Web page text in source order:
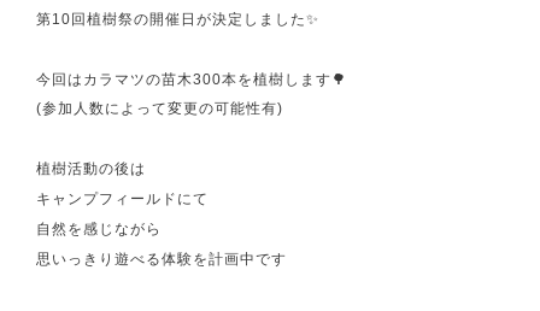
第10回植樹祭の開催日が決定しました✨
今回はカラマツの苗木300本を植樹します🌳
(参加人数によって変更の可能性有)
植樹活動の後は
キャンプフィールドにて
自然を感じながら
思いっきり遊べる体験を計画中です